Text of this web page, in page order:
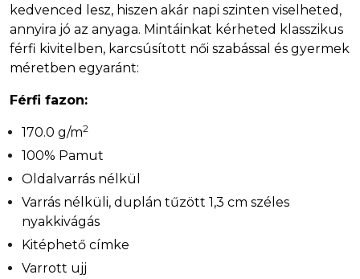
kedvenced lesz, hiszen akár napi szinten viselheted,
annyira jó az anyaga. Mintáinkat kérheted klasszikus
férfi kivitelben, karcsúsított női szabással és gyermek
méretben egyaránt:
Férfi fazon:
170.0 g/m2
100% Pamut
Oldalvarrás nélkül
Varrás nélküli, duplán tűzött 1,3 cm széles
nyakkivágás
Kitéphető címke
Varrott ujj